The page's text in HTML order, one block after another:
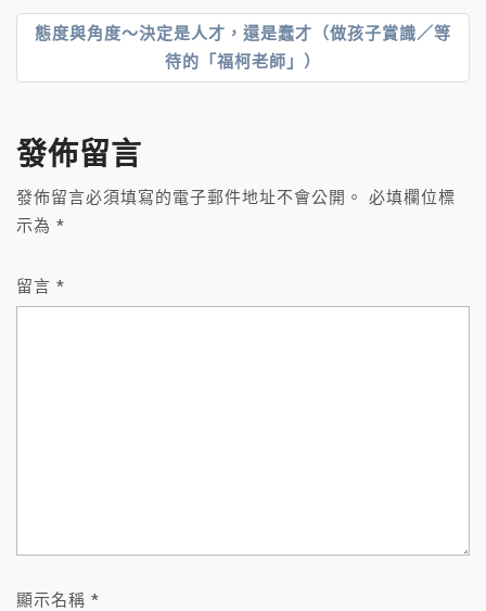
章態度與角度～決定是人才，還是蠢才（做孩子賞識／等
待的「福柯老師」）
發佈留言
發佈留言必須填寫的電子郵件地址不會公開。
必填欄位標
示為 *
留言 *
顯示名稱 *